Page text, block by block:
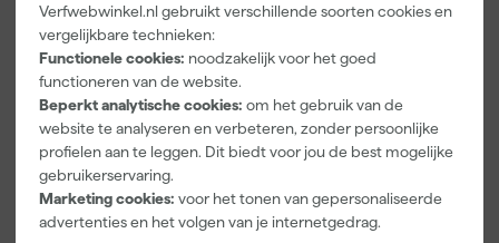
Verfwebwinkel.nl gebruikt verschillende soorten cookies en
vergelijkbare technieken:
Functionele cookies: noodzakelijk voor het goed
functioneren van de website.
Beperkt analytische cookies: om het gebruik van de
website te analyseren en verbeteren, zonder persoonlijke
profielen aan te leggen. Dit biedt voor jou de best mogelijke
gebruikerservaring.
Marketing cookies: voor het tonen van gepersonaliseerde
advertenties en het volgen van je internetgedrag.
Witte verf die niet vergeelt
Voor consumenten is het niet altijd even duidelijk welke witte verf
wel of niet zal vergelen. Daarom heb ik een overzicht gemaakt van
witte verf die niet vergeelt, witte verf waarbij geringe
donkervergeling ontstaat en witte verf die vrijwel zeker zal
vergelen binnenshuis. Zo weet je in ieder geval waar je aan toe
bent!
Geen donkervergeling